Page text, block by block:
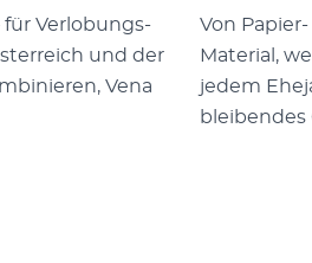
für Verlobungs-
und der
Vena
Von
Material,
jedem
bleibendes